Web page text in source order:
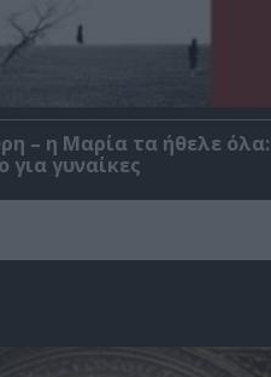
– η Μαρία τα ήθελε
για γυναίκες